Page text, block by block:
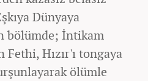
Dünyaya
bölümde; İntikam
Hızır'ı tongaya
ölümle